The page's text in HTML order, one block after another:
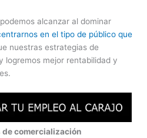
alcanzar al dominar
en el tipo de público que
nuestras estrategias de
logremos mejor rentabilidad y
de comercialización